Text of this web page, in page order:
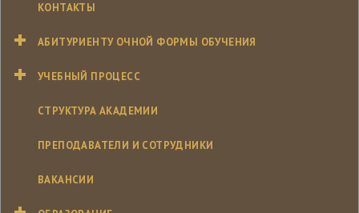
КОНТАКТЫ
АБИТУРИЕНТУ ОЧНОЙ ФОРМЫ ОБУЧЕНИЯ
УЧЕБНЫЙ ПРОЦЕСС
СТРУКТУРА АКАДЕМИИ
ПРЕПОДАВАТЕЛИ И СОТРУДНИКИ
ВАКАНСИИ